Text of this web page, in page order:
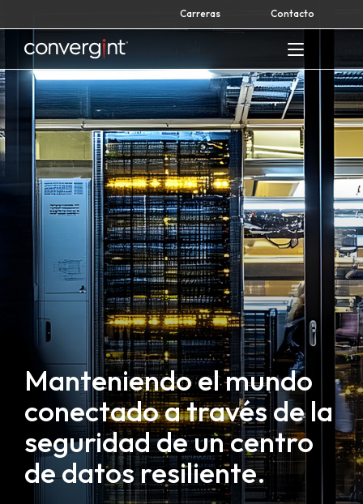
to
content
Carreras Contacto
Home
Manteniendo el mundo
conectado a través de la
seguridad de un centro
de datos resiliente.